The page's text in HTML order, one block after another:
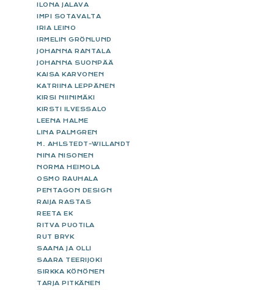
ILONA JALAVA
IMPI SOTAVALTA
IRIA LEINO
IRMELIN GRÖNLUND
JOHANNA RANTALA
JOHANNA SUONPÄÄ
KAISA KARVONEN
KATRIINA LEPPÄNEN
KIRSI NIINIMÄKI
KIRSTI ILVESSALO
LEENA HALME
LINA PALMGREN
M. AHLSTEDT-WILLANDT
NINA NISONEN
NORMA HEIMOLA
OSMO RAUHALA
PENTAGON DESIGN
RAIJA RASTAS
REETA EK
RITVA PUOTILA
RUT BRYK
SAANA JA OLLI
SAARA TEERIJOKI
SIRKKA KÖNÖNEN
TARJA PITKÄNEN